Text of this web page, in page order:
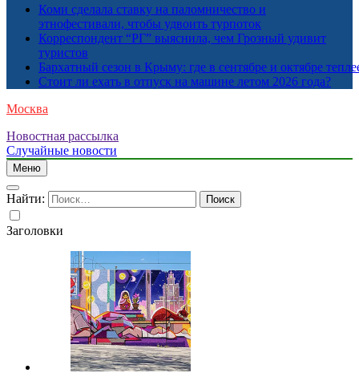
Коми сделала ставку на паломничество и
этнофестивали, чтобы удвоить турпоток
Корреспондент “РГ” выяснила, чем Грозный удивит
туристов
Бархатный сезон в Крыму: где в сентябре и октябре
Стоит ли ехать в отпуск на машине летом 2026 года?
Москва
Новостная рассылка
Случайные новости
Меню
Найти:
Заголовки